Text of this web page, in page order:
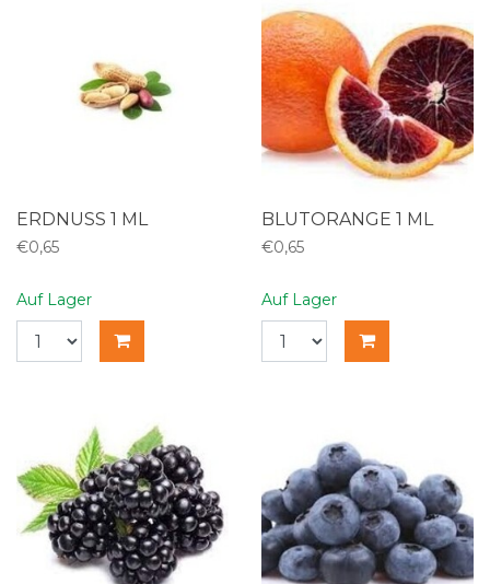
ERDNUSS 1 ML
€0,65
Auf Lager
BLUTORANGE 1 ML
€0,65
Auf Lager